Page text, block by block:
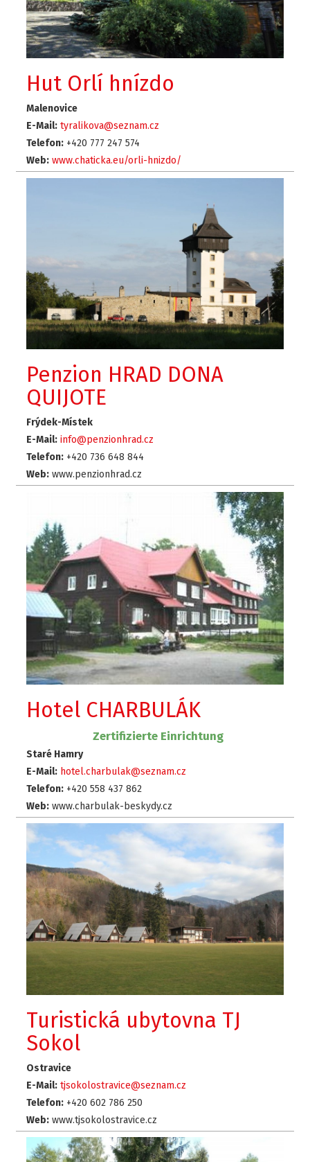
Hut Orlí hnízdo
Malenovice
E-Mail: tyralikova@seznam.cz
Telefon: +420 777 247 574
Web: www.chaticka.eu/orli-hnizdo/
Penzion HRAD DONA
QUIJOTE
Frýdek-Místek
E-Mail: info@penzionhrad.cz
Telefon: +420 736 648 844
Web: www.penzionhrad.cz
Hotel CHARBULÁK
Zertifizierte Einrichtung
Staré Hamry
E-Mail: hotel.charbulak@seznam.cz
Telefon: +420 558 437 862
Web: www.charbulak-beskydy.cz
Turistická ubytovna TJ
Sokol
Ostravice
E-Mail: tjsokolostravice@seznam.cz
Telefon: +420 602 786 250
Web: www.tjsokolostravice.cz